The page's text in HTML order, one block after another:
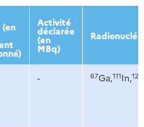
2015 2016
Activité
déclarée
(en
MBq)
- 67Ga,111In,123